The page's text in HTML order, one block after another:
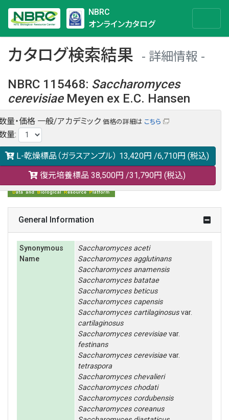
NBRC
オンラインカタログ
カタログ検索結果
詳細情報
NBRC 115468: Saccharomyces
cerevisiaeMeyen ex E.C. Hansen
NBRC 115468の情報や関連データは以下のバナー(DBRP)か
らご覧ください。
日本語での検索も可能です。
量・価格 一般/アカデミック 価格の詳細は こちら
量:
L-乾燥標品（ガラスアンプル） 13,420円 /6,710円 (税込)
復元培養標品 38,500円 /31,790円 (税込)
General Information
Synonymous
Name
Saccharomyces aceti
Saccharomyces agglutinans
Saccharomyces anamensis
Saccharomyces batatae
Saccharomyces beticus
Saccharomyces capensis
Saccharomyces cartilaginosusvar.
cartilaginosus
Saccharomyces cerevisiaevar.
festinans
Saccharomyces cerevisiaevar.
tetraspora
Saccharomyces chevalieri
Saccharomyces chodati
Saccharomyces cordubensis
Saccharomyces coreanus